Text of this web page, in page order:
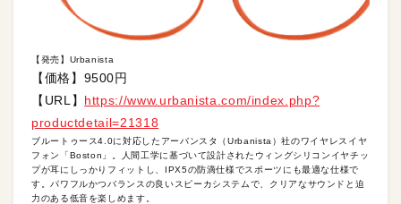
【発売】Urbanista
【価格】9500円
【URL】 https://www.urbanista.com/index.php?
productdetail=21318
ブルートゥース4.0に対応したアーバンスタ（Urbanista）社のワイヤレスイヤ
フォン「Boston」。人間工学に基づいて設計されたウィングシリコンイヤチッ
プが耳にしっかりフィットし、IPX5の防滴仕様でスポーツにも最適な仕様で
す。パワフルかつバランスの良いスピーカシステムで、クリアなサウンドと迫
力のある低音を楽しめます。